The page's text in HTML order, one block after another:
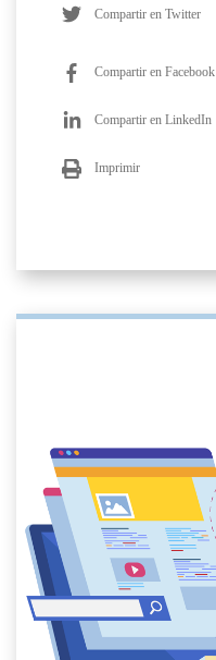
Compartir en Twitter
Compartir en Facebook
Compartir en LinkedIn
Imprimir